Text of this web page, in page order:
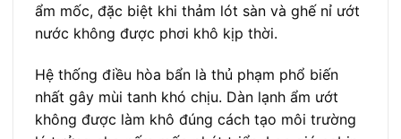
ẩm mốc, đặc biệt khi thảm lót sàn và ghế nỉ ướt
nước không được phơi khô kịp thời.
Hệ thống điều hòa bẩn là thủ phạm phổ biến
nhất gây mùi tanh khó chịu. Dàn lạnh ẩm ướt
không được làm khô đúng cách tạo môi trường